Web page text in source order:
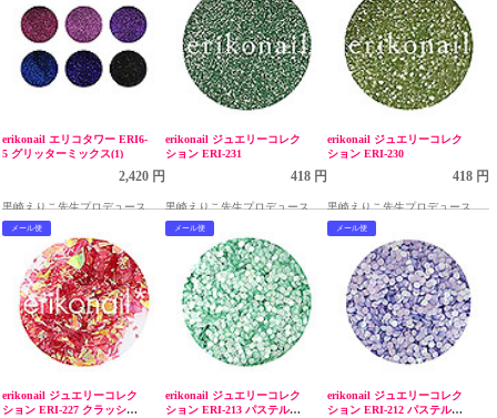
erikonail エリコタワー ERI6-
5 グリッターミックス(1)
2,420 円
黒崎えりこ先生プロデュース
erikonail ジュエリーコレク
ション ERI-231
418 円
黒崎えりこ先生プロデュース
erikonail ジュエリーコレク
ション ERI-230
418 円
黒崎えりこ先生プロデュース
メール便
erikonail ジュエリーコレク
ション ERI-227 クラッシュ
メール便
erikonail ジュエリーコレク
ション ERI-213 パステルパ
メール便
erikonail ジュエリーコレク
ション ERI-212 パステルパ